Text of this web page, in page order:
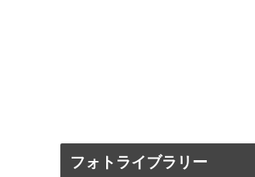
フォトライブラリー